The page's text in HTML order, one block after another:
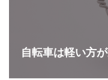
自転車は軽い方